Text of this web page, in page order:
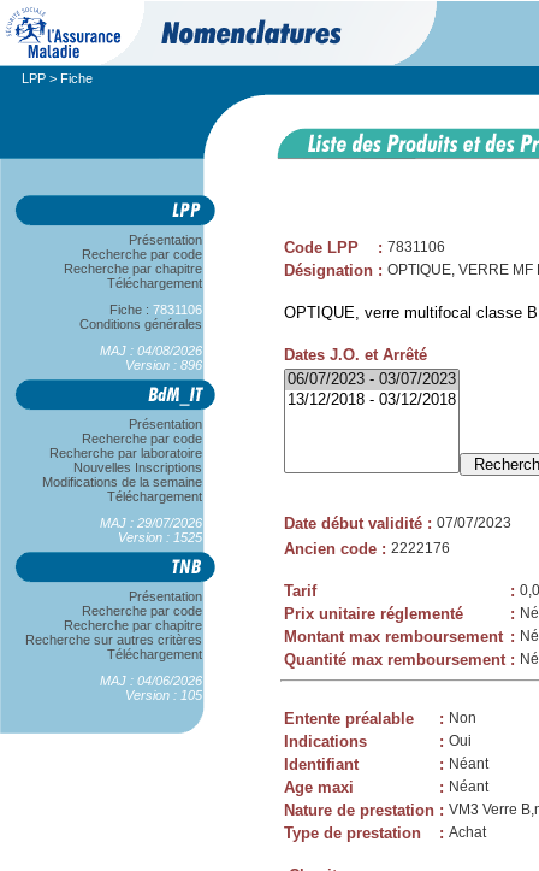
LPP > Fiche
Présentation
Recherche par code
Recherche par chapitre
Téléchargement
Fiche : 7831106
Conditions générales
MAJ : 04/08/2026
Version : 896
Présentation
Recherche par code
Recherche par laboratoire
Nouvelles Inscriptions
Modifications de la semaine
Téléchargement
MAJ : 29/07/2026
Version : 1525
Présentation
Recherche par code
Recherche par chapitre
Recherche sur autres critères
Téléchargement
MAJ : 04/06/2026
Version : 105
Code LPP : 7831106
Désignation : OPTIQUE, VERRE
OPTIQUE, verre multifocal classe
Dates J.O. et Arrêté
Date début validité : 07/07/2023
Ancien code : 2222176
Tarif :
Prix unitaire réglementé :
Montant max remboursement :
Quantité max remboursement :
Entente préalable : Non
Indications : Oui
Identifiant : Néant
Age maxi : Néant
Nature de prestation : VM3 Verre
Type de prestation : Achat